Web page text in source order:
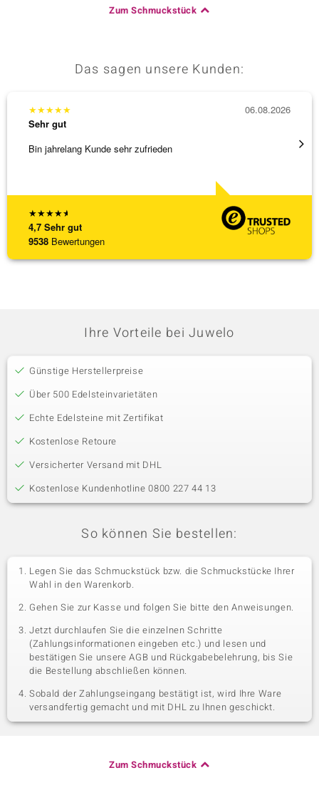
Zum Schmuckstück
Das sagen unsere Kunden:
★★★★★
4,7 Sehr gut
9538 Bewertungen
★★★★★
Sehr gut
Bin jahrelang Kunde sehr zufrieden
06.08.2026
Top
Ihre Vorteile bei Juwelo
Günstige Herstellerpreise
Über 500 Edelsteinvarietäten
Echte Edelsteine mit Zertifikat
Kostenlose Retoure
Versicherter Versand mit DHL
Kostenlose Kundenhotline 0800 227 44 13
So können Sie bestellen:
Legen Sie das Schmuckstück bzw. die Schmuckstücke Ihrer
Wahl in den Warenkorb.
Gehen Sie zur Kasse und folgen Sie bitte den Anweisungen.
Jetzt durchlaufen Sie die einzelnen Schritte
(Zahlungsinformationen eingeben etc.) und lesen und
bestätigen Sie unsere AGB und Rückgabebelehrung, bis Sie
die Bestellung abschließen können.
Sobald der Zahlungseingang bestätigt ist, wird Ihre Ware
versandfertig gemacht und mit DHL zu Ihnen geschickt.
Zum Schmuckstück